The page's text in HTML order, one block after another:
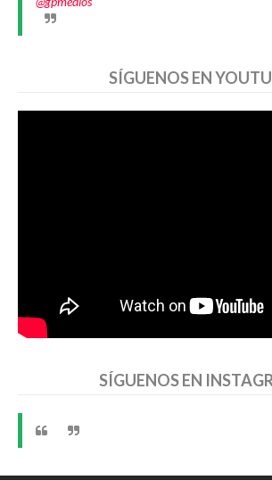
SÍGUENOS EN
SÍGUENOS EN